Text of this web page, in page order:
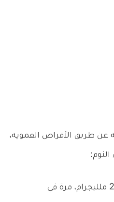
طريق الأقراص الفموية،
للبالغين: 150 إلى 250 ملليجرام، مرة في